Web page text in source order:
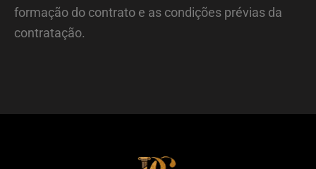
formação do contrato e as condições prévias da
contratação.